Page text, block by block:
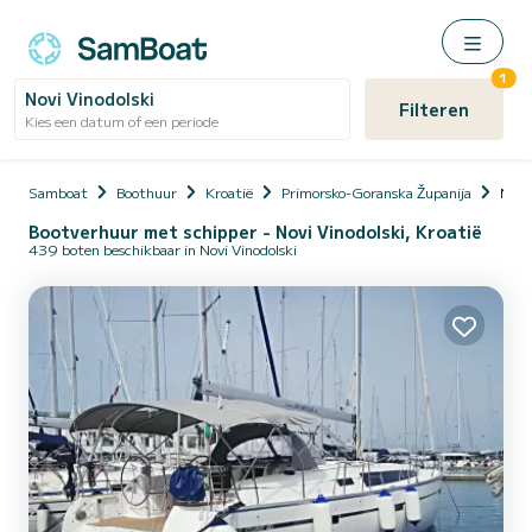
Novi Vinodolski
Kies een datum of een periode Filteren
1
Samboat Boothuur Kroatië Primorsko-Goranska Županija
Bootverhuur met schipper - Novi Vinodolski, Kroatië
439 boten beschikbaar in Novi Vinodolski